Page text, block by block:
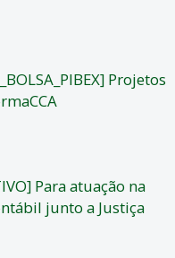
Projetos
Para atuação na
junto a Justiça